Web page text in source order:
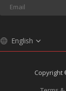
English
Copyright